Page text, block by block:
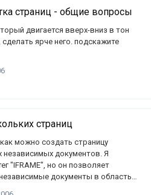
страниц - общие вопросы
двигается вверх-вниз в тон
ярче него. подскажите
страниц
можно создать страницу
независимых документов. Я
"IFRAME", но он позволяет
документы в область